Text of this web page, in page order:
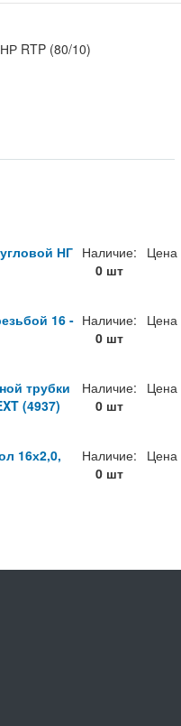
RTP (80/10)
НГ Наличие:
0 шт
Цена
16 - Наличие:
0 шт
Цена
трубки
(4937)
Наличие:
0 шт
Цена
16х2,0,
Наличие:
0 шт
Цена